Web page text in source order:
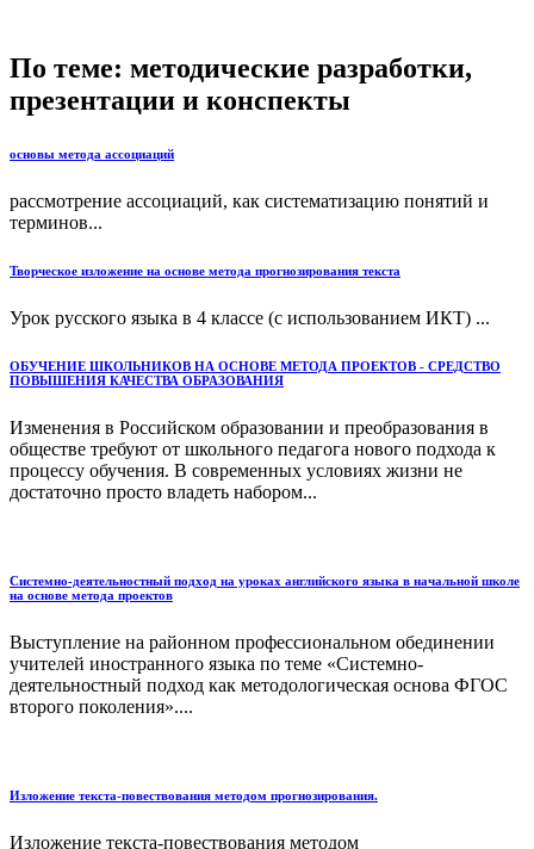
По теме: методические разработки,
презентации и конспекты
основы метода ассоциаций
рассмотрение ассоциаций, как систематизацию понятий и
терминов...
Творческое изложение на основе метода прогнозирования текста
Урок русского языка в 4 классе (с использованием ИКТ) ...
ОБУЧЕНИЕ ШКОЛЬНИКОВ НА ОСНОВЕ МЕТОДА ПРОЕКТОВ - СРЕДСТВО
ПОВЫШЕНИЯ КАЧЕСТВА ОБРАЗОВАНИЯ
Изменения в Российском образовании и преобразования в
обществе требуют от школьного педагога нового подхода к
процессу обучения. В современных условиях жизни не
достаточно просто владеть набором...
Системно-деятельностный подход на уроках английского языка в начальной школе
на основе метода проектов
Выступление на районном профессиональном обединении
учителей иностранного языка по теме «Системно-
деятельностный подход как методологическая основа ФГОС
второго поколения»....
Изложение текста-повествования методом прогнозирования.
Изложение текста-повествования методом